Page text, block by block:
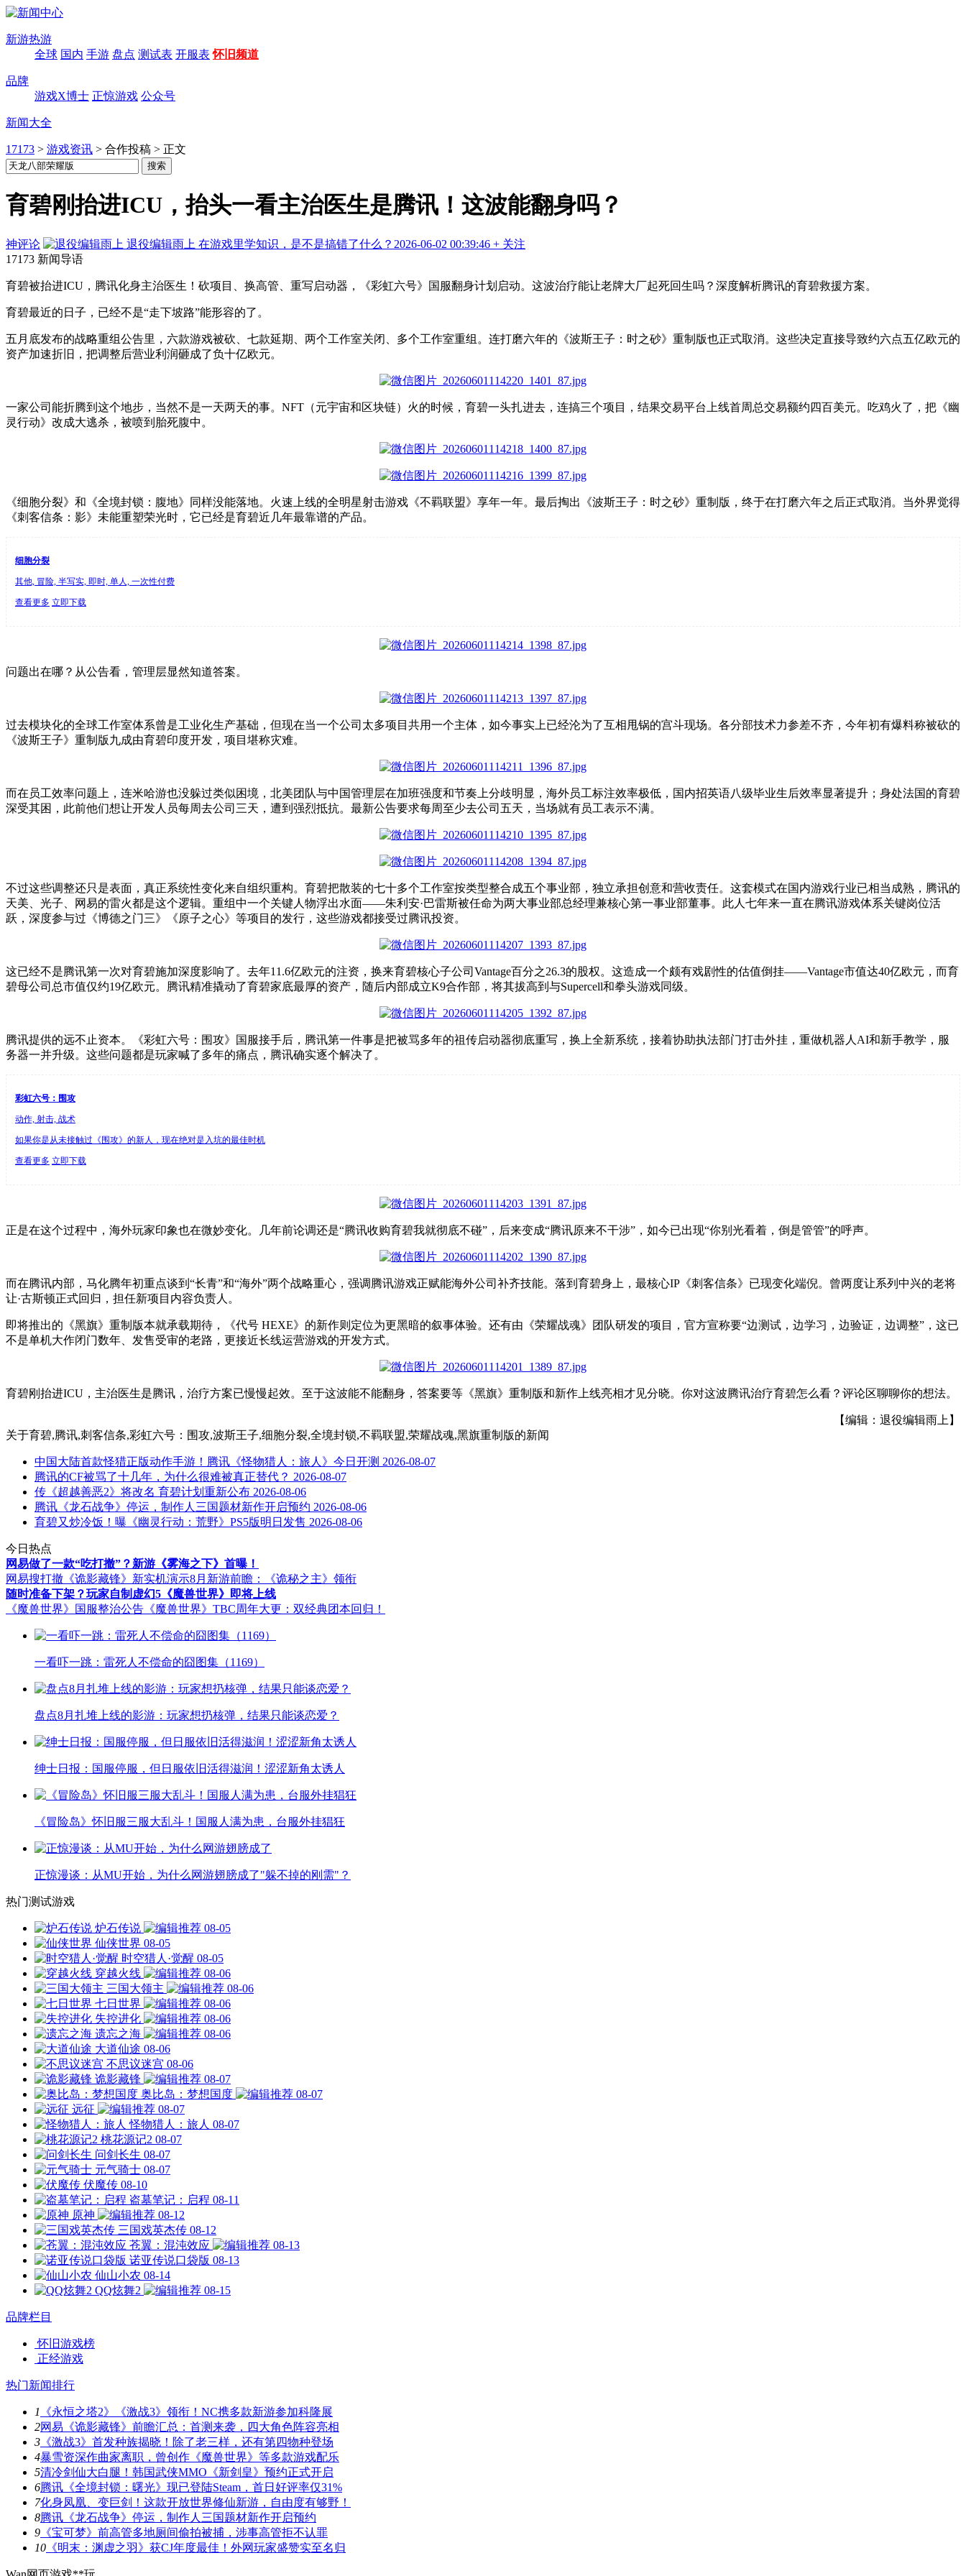
新游热游
全球 国内 手游 盘点 测试表 开服表 怀旧频道
品牌
游戏X博士 正惊游戏 公众号
新闻大全
17173 > 游戏资讯 > 合作投稿 > 正文
育碧刚抬进ICU，抬头一看主治医生是腾讯！这波能翻身吗？
神评论 退役编辑雨上 在游戏里学知识，是不是搞错了什么？ 2026-06-02 00:39:46 + 关注
17173 新闻导语
育碧被抬进ICU，腾讯化身主治医生！砍项目、换高管、重写启动器，《彩虹六号》国服翻身计划启动。这波治疗能让老牌大厂起死回生吗？深度解析腾讯的育碧救援方案。
育碧最近的日子，已经不是“走下坡路”能形容的了。
五月底发布的战略重组公告里，六款游戏被砍、七款延期、两个工作室关闭、多个工作室重组。连打磨六年的《波斯王子：时之砂》重制版也正式取消。这些决定直接导致约六点五亿欧元的
资产加速折旧，把调整后营业利润砸成了负十亿欧元。
一家公司能折腾到这个地步，当然不是一天两天的事。NFT （元宇宙和区块链） 火的时候，育碧一头扎进去，连搞三个项目，结果交易平台上线首周总交易额约四百美元。吃鸡火了，把《幽
灵行动》改成大逃杀，被喷到胎死腹中。
《细胞分裂》和《全境封锁：腹地》同样没能落地。火速上线的全明星射击游戏《不羁联盟》享年一年。最后掏出《波斯王子：时之砂》重制版，终于在打磨六年之后正式取消。当外界觉得
《刺客信条：影》未能重塑荣光时，它已经是育碧近几年最靠谱的产品。
细胞分裂
其他, 冒险, 半写实, 即时, 单人, 一次性付费
查看更多 立即下载
问题出在哪？从公告看，管理层显然知道答案。
过去模块化的全球工作室体系曾是工业化生产基础，但现在当一个公司太多项目共用一个主体，如今事实上已经沦为了互相甩锅的宫斗现场。各分部技术力参差不齐，今年初有爆料称被砍的
《波斯王子》重制版九成由育碧印度开发，项目堪称灾难。
而在员工效率问题上，连米哈游也没躲过类似困境，北美团队与中国管理层在加班强度和节奏上分歧明显，海外员工标注效率极低，国内招英语八级毕业生后效率显著提升 ； 身处法国的育碧
深受其困，此前他们想让开发人员每周去公司三天，遭到强烈抵抗。最新公告要求每周至少去公司五天，当场就有员工表示不满。
不过这些调整还只是表面 ， 真正系统性变化来自组织重构。育碧把散装的七十多个工作室按类型整合成五个事业部，独立承担创意和营收责任。这套模式在国内游戏行业已相当成熟，腾讯的
天美、光子、网易的雷火都是这个逻辑。重组中一个关键人物浮出水面——朱利安·巴雷斯被任命为两大事业部总经理兼核心第一事业部董事。此人七年来一直在腾讯游戏体系关键岗位活
跃，深度参与过《博德之门三》《原子之心》等项目的发行，这些游戏都接受过腾讯投资。
这已经不是腾讯第一次对育碧施加深度影响了 。 去年1 1 .6亿欧元的注资，换来育碧核心子公司Vantage百分之26.3的股权。这造成一个颇有戏剧性的估值倒挂——Vantage市值达40亿欧元，而育
碧母公司总市值仅约19亿欧元。腾讯精准撬动了育碧家底最厚的资产，随后内部成立K9合作部，将其拔高到与Supercell和拳头游戏同级。
腾讯提供的远不止资本。《彩虹六号：围攻》国服接手后，腾讯第一件事是把被骂多年的祖传启动器彻底重写，换上全新系统，接着协助执法部门打击外挂，重做机器人AI和新手教学，服
务器一并升级。这些问题都是玩家喊了多年的痛点，腾讯确实逐个解决了。
彩虹六号：围攻
动作, 射击, 战术
如果你是从未接触过《围攻》的新人，现在绝对是入坑的最佳时机
查看更多 立即下载
正是在这个过程中，海外玩家印象也在微妙变化。几年前论调还是“腾讯收购育碧我就彻底不碰”，后来变成“腾讯原来不干涉”，如今已出现“你别光看着，倒是管管”的呼声。
而在腾讯内部，马化腾年初重点谈到“长青”和“海外”两个战略重心，强调腾讯游戏正赋能海外公司补齐技能。落到育碧身上，最核心IP《刺客信条》已现变化端倪。曾两度让系列中兴的老将
让·古斯顿正式回归，担任新项目内容负责人。
即将推出的《黑旗》重制版本就承载期待， 《代号 HEXE》 的新作则定位为更黑暗的叙事体验。还有由《荣耀战魂》团队研发的项目，官方宣称要“边测试，边学习，边验证，边调整”，这已
不是单机大作闭门数年、发售受审的老路，更接近长线运营游戏的开发方式。
育碧刚抬进ICU，主治医生是腾讯，治疗方案已慢慢起效。至于这波能不能翻身，答案要等《黑旗》重制版和新作 上线亮相才见分晓。 你对这波腾讯治疗育碧怎么看 ？ 评论区聊聊你的想法。
【编辑：退役编辑雨上】
关于育碧,腾讯,刺客信条,彩虹六号：围攻,波斯王子,细胞分裂,全境封锁,不羁联盟,荣耀战魂,黑旗重制版的新闻
中国大陆首款怪猎正版动作手游！腾讯《怪物猎人：旅人》今日开测 2026-08-07
腾讯的CF被骂了十几年，为什么很难被真正替代？ 2026-08-07
传《超越善恶2》将改名 育碧计划重新公布 2026-08-06
腾讯《龙石战争》停运，制作人三国题材新作开启预约 2026-08-06
育碧又炒冷饭！曝《幽灵行动：荒野》PS5版明日发售 2026-08-06
今日热点
网易做了一款“吃打撤”？新游《雾海之下》首曝！
网易搜打撤《诡影藏锋》新实机演示8月新游前瞻：《诡秘之主》领衔
随时准备下架？玩家自制虚幻5《魔兽世界》即将上线
《魔兽世界》国服整治公告 《魔兽世界》TBC周年大更：双经典团本回归！
一看吓一跳：雷死人不偿命的囧图集（1169）
盘点8月扎堆上线的影游：玩家想扔核弹，结果只能谈恋爱？
绅士日报：国服停服，但日服依旧活得滋润！涩涩新角太诱人
《冒险岛》怀旧服三服大乱斗！国服人满为患，台服外挂猖狂
正惊漫谈：从MU开始，为什么网游翅膀成了"躲不掉的刚需"？
热门测试游戏
炉石传说
08-05
仙侠世界 08-05
时空猎人·觉醒 08-05
穿越火线
08-06
三国大领主
08-06
七日世界
08-06
失控进化
08-06
遗忘之海
08-06
大道仙途 08-06
不思议迷宫 08-06
诡影藏锋
08-07
奥比岛：梦想国度
08-07
远征
08-07
怪物猎人：旅人 08-07
桃花源记2 08-07
问剑长生 08-07
元气骑士 08-07
伏魔传 08-10
盗墓笔记：启程 08-11
原神
08-12
三国戏英杰传 08-12
苍翼：混沌效应
08-13
诺亚传说口袋版 08-13
仙山小农 08-14
QQ炫舞2
08-15
品牌栏目
怀旧游戏榜
正经游戏
热门新闻排行
1
《永恒之塔2》《激战3》领衔！NC携多款新游参加科隆展
2网易《诡影藏锋》前瞻汇总：首测来袭，四大角色阵容亮相
3 《激战3》首发种族揭晓！除了老三样，还有第四物种登场
4暴雪资深作曲家离职，曾创作《魔兽世界》等多款游戏配乐
5清冷剑仙大白腿！韩国武侠MMO《新剑皇》预约正式开启
6腾讯《全境封锁：曙光》现已登陆Steam，首日好评率仅31%
7化身凤凰、变巨剑！这款开放世界修仙新游，自由度有够野！
8腾讯《龙石战争》停运，制作人三国题材新作开启预约
9 《宝可梦》前高管多地厕间偷拍被捕，涉事高管拒不认罪
10 《明末：渊虚之羽》获CJ年度最佳！外网玩家盛赞实至名归